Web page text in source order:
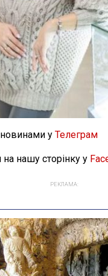
новинами у Телеграм
на нашу сторінку у
РЕКЛАМА: